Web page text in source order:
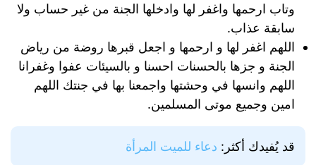
وتاب ارحمها واغفر لها وادخلها الجنة من غير حساب ولا
سابقة عذاب.
اللهم اغفر لها و ارحمها و اجعل قبرها روضة من رياض
الجنة و جزها بالحسنات احسنا و بالسيئات عفوا وغفرانا
اللهم وانسها في وحشتها واجمعنا بها في جنتك اللهم
امين وجميع موتى المسلمين.
قد يُفيدك أكثر: دعاء للميت المرأة